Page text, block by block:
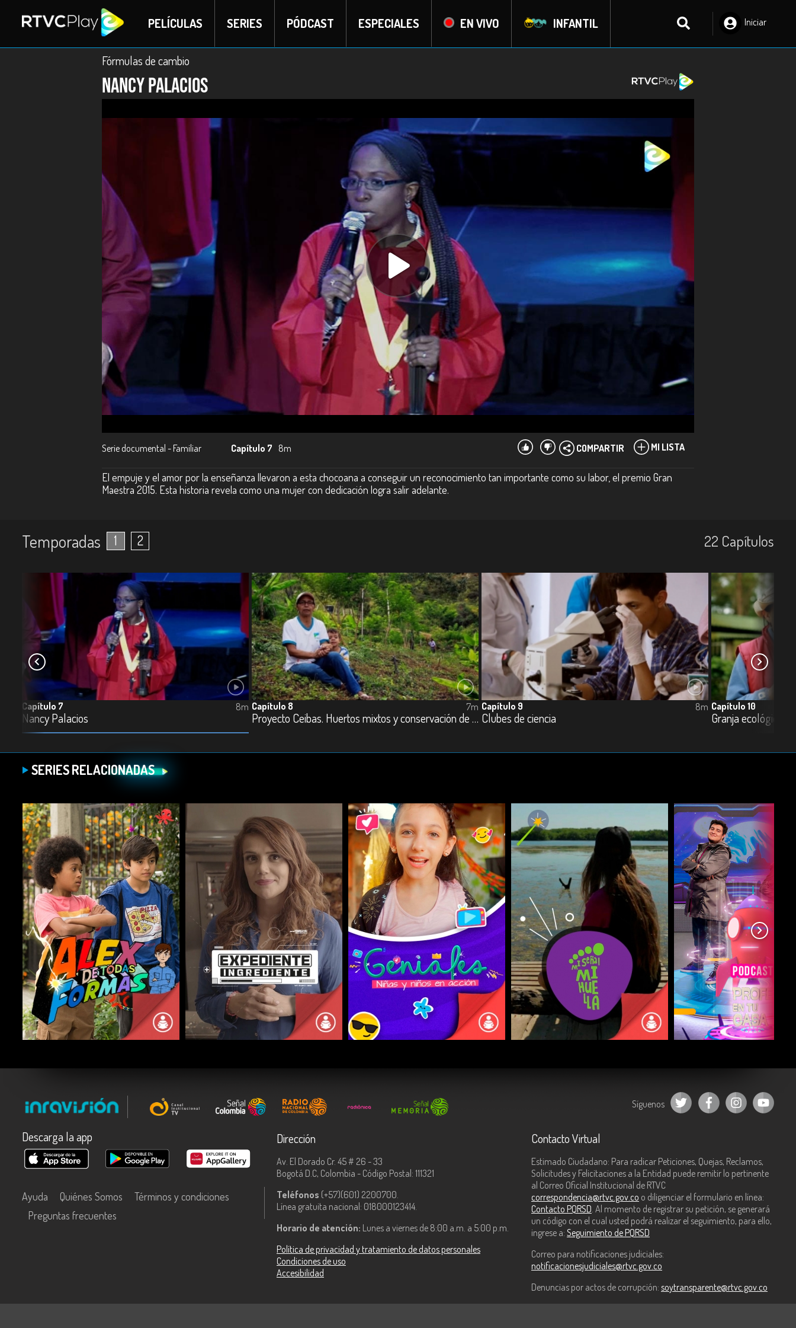
PELÍCULAS SERIES PÓDCAST ESPECIALES EN VIVO INFANTIL
Iniciar
Fórmulas de cambio
Nancy Palacios
Serie documental - Familiar Capítulo 7 8m MI LISTA
COMPARTIR
El empuje y el amor por la enseñanza llevaron a esta chocoana a conseguir un reconocimiento tan importante como su labor, el premio Gran
Maestra 2015. Esta historia revela como una mujer con dedicación logra salir adelante.
Temporadas 1 2 22 Capí­tulos
Capítulo 7
Nancy Palacios
8m Capítulo 8
Proyecto Ceibas. Huertos mixtos y conservación de suelos
7m Capítulo 9
Clubes de ciencia
8m Capítulo 10
Granja ecológica,
SERIES RELACIONADAS
COMPARTIR COMPARTIR COMPARTIR COMPARTIR COMPARTIR
Síguenos
Descarga la app
Ayuda Quiénes Somos
Términos y condiciones
Preguntas frecuentes
Dirección
Av. El Dorado Cr. 45 # 26 - 33
Bogotá D.C, Colombia - Código Postal: 111321
Teléfonos (+57)(601) 2200700.
Línea gratuita nacional: 018000123414.
Horario de atención: Lunes a viernes de 8:00 a.m. a 5:00 p.m.
Política de privacidad y tratamiento de datos personales
Condiciones de uso
Accesibilidad
Contacto Virtual
Estimado Ciudadano: Para radicar Peticiones, Quejas, Reclamos,
Solicitudes y Felicitaciones a la Entidad puede remitir lo pertinente
al Correo Oficial Institucional de RTVC
correspondencia@rtvc.gov.co o diligenciar el formulario en línea:
Contacto PQRSD . Al momento de registrar su petición, se generará
un código con el cual usted podrá realizar el seguimiento, para ello,
ingrese a: Seguimiento de PQRSD
Correo para notificaciones judiciales:
notificacionesjudiciales@rtvc.gov.co
Denuncias por actos de corrupción: soytransparente@rtvc.gov.co